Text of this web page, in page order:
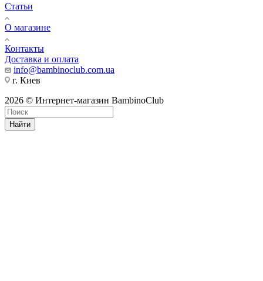
Статьи
О магазине
Контакты
Доставка и оплата
info@bambinoclub.com.ua
г. Киев
2026 © Интернет-магазин BambinoClub
Найти